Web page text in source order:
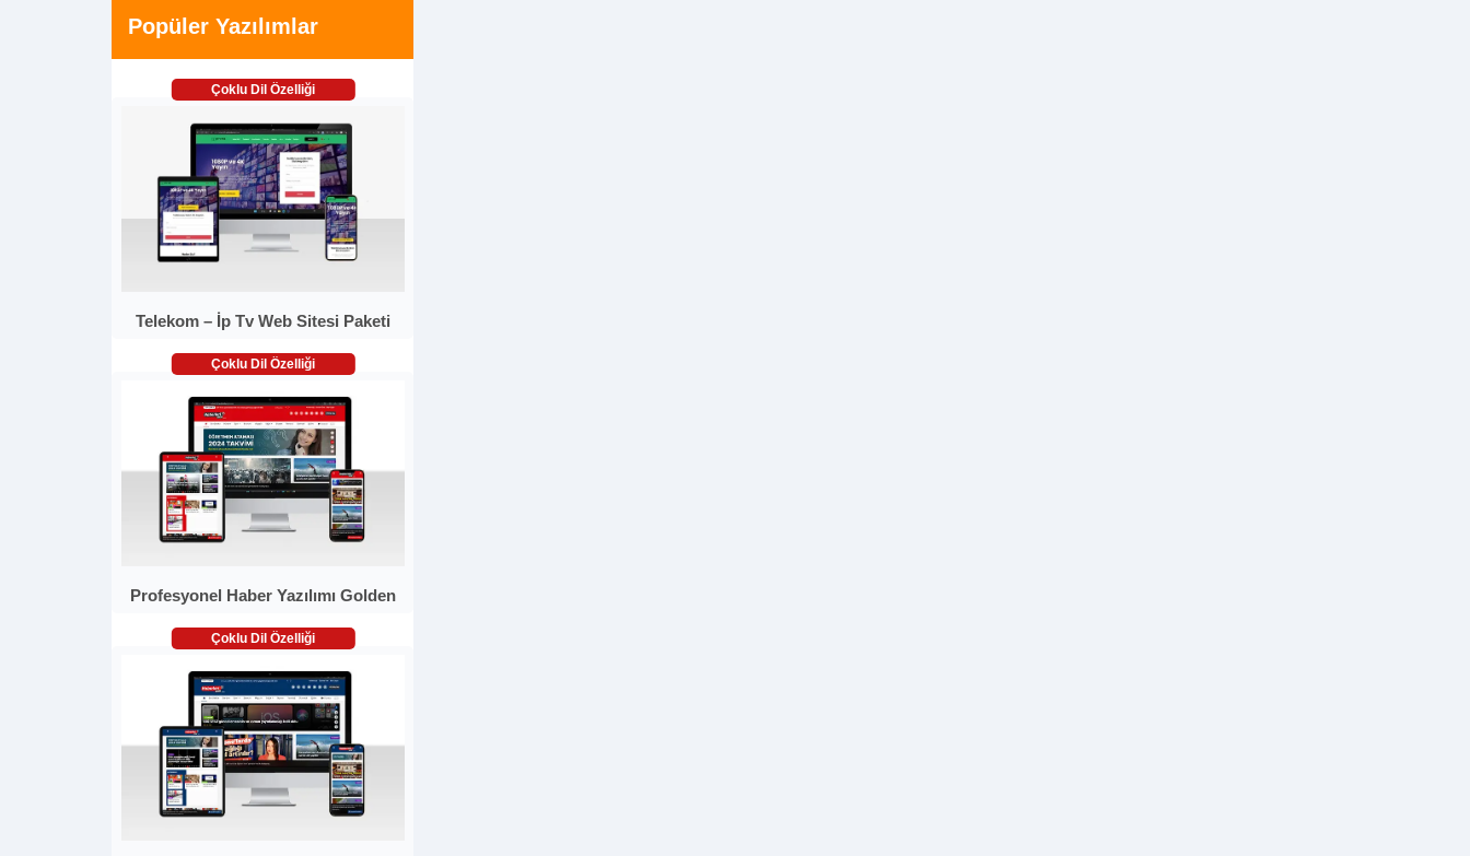
Popüler Yazılımlar
Çoklu Dil Özelliği
Telekom – İp Tv Web Sitesi Paketi
Çoklu Dil Özelliği
Profesyonel Haber Yazılımı Golden
Çoklu Dil Özelliği